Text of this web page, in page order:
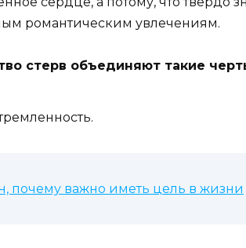
романтическим увлечениям.
стерв объединяют такие
почему важно иметь цель в жизни